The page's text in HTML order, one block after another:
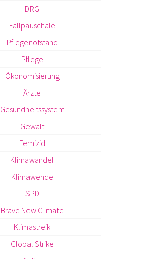
DRG
Fallpauschale
Pflegenotstand
Pflege
Ökonomisierung
Ärzte
Gesundheitssystem
Gewalt
Femizid
Klimawandel
Klimawende
SPD
Brave New Climate
Klimastreik
Global Strike